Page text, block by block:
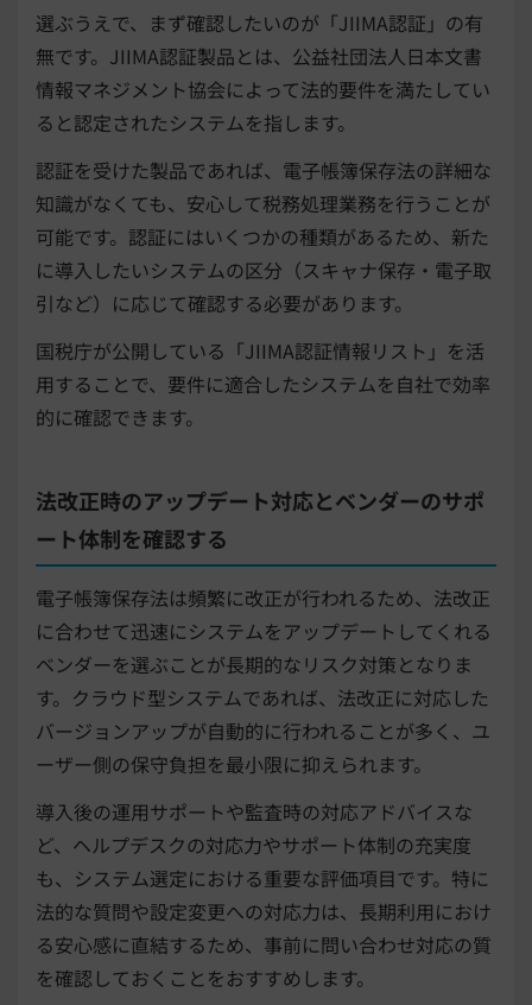
選ぶうえで、まず確認したいのが「JIIMA認証」の有
無です。JIIMA認証製品とは、公益社団法人日本文書
情報マネジメント協会によって法的要件を満たしてい
ると認定されたシステムを指します。
認証を受けた製品であれば、電子帳簿保存法の詳細な
知識がなくても、安心して税務処理業務を行うことが
可能です。認証にはいくつかの種類があるため、新た
に導入したいシステムの区分（スキャナ保存・電子取
引など）に応じて確認する必要があります。
国税庁が公開している「JIIMA認証情報リスト」を活
用することで、要件に適合したシステムを自社で効率
的に確認できます。
法改正時のアップデート対応とベンダーのサポ
ート体制を確認する
電子帳簿保存法は頻繁に改正が行われるため、法改正
に合わせて迅速にシステムをアップデートしてくれる
ベンダーを選ぶことが長期的なリスク対策となりま
す。クラウド型システムであれば、法改正に対応した
バージョンアップが自動的に行われることが多く、ユ
ーザー側の保守負担を最小限に抑えられます。
導入後の運用サポートや監査時の対応アドバイスな
ど、ヘルプデスクの対応力やサポート体制の充実度
も、システム選定における重要な評価項目です。特に
法的な質問や設定変更への対応力は、長期利用におけ
る安心感に直結するため、事前に問い合わせ対応の質
を確認しておくことをおすすめします。